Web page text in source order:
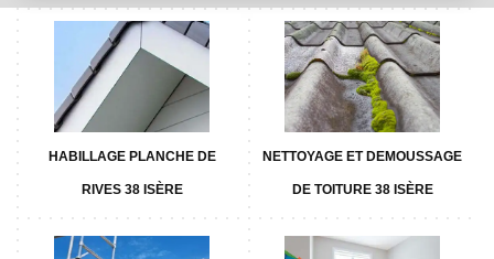
HABILLAGE PLANCHE DE
RIVES 38 ISÈRE
NETTOYAGE ET DEMOUSSAGE
DE TOITURE 38 ISÈRE